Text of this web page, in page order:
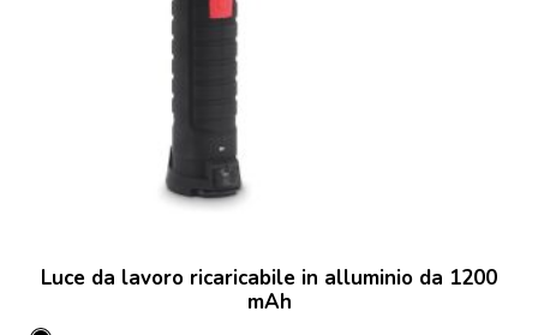
Luce da lavoro ricaricabile in alluminio da 1200
mAh